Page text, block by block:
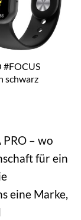
#FOCUS
schwarz
– wo
für ein
eine Marke,